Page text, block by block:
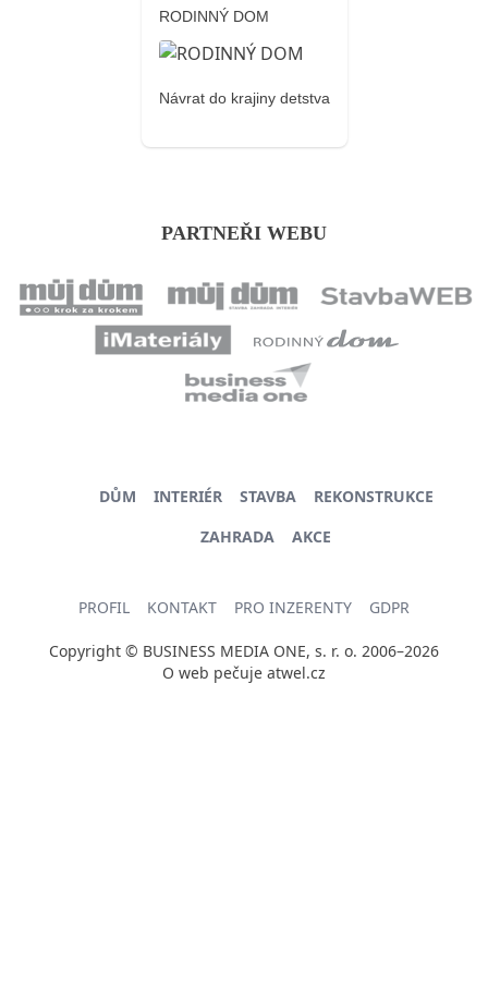
RODINNÝ DOM
Návrat do krajiny detstva
PARTNEŘI WEBU
DŮM INTERIÉR STAVBA
REKONSTRUKCE
ZAHRADA
AKCE
PROFIL KONTAKT PRO INZERENTY GDPR
Copyright © BUSINESS MEDIA ONE, s. r. o. 2006–2026